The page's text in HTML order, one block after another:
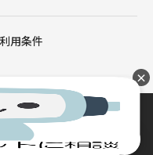
用条件
All Rights Reserved.
×